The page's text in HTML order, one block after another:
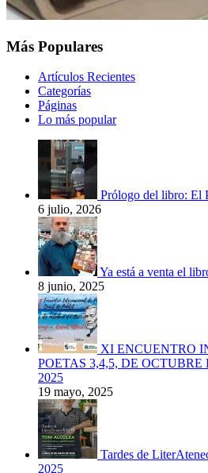
Más Populares
Artículos Recientes
Categorías
Páginas
Lo más popular
Prólogo del libro: El
6 julio, 2026
Ya está a venta el
8 junio, 2025
XI ENCUENTRO
POETAS 3,4,5, DE
2025
19 mayo, 2025
Tardes de
2025